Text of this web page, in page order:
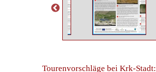
Tourenvorschläge bei Krk-Stadt: